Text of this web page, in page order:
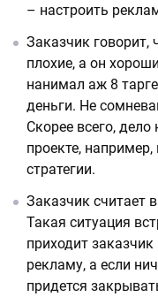
– настроить
Заказчик говорит,
плохие, а он
нанимал аж 8
деньги. Не
Скорее всего, дело
проекте,
стратегии.
Заказчик считает
Такая ситуация
приходит заказчик
рекламу, а если
придется